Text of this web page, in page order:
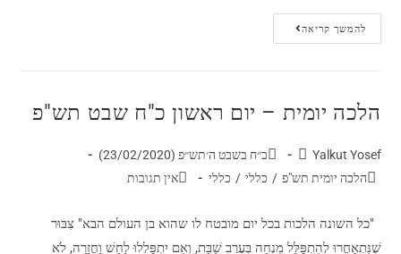
להמשך קריאה
הלכה יומית – יום ראשון כ"ח שבט תש"פ
Yalkut Yosef
כ״ח בשבט ה׳תש״פ (23/02/2020)
הלכה יומית תש"פ / כללי / כללי אין תגובות
"כל השונה הלכות בכל יום מובטח לו שהוא בן העולם הבא" צִבּוּר
שֶׁנִּתְאַחֲרוּ לְהִתְפַּלֵּל מִנְחָה בְּעֶרֶב שַׁבָּת, וְאִם יִתְפַּלְלוּ לַחַשׁ וַחֲזָרָה, לֹא